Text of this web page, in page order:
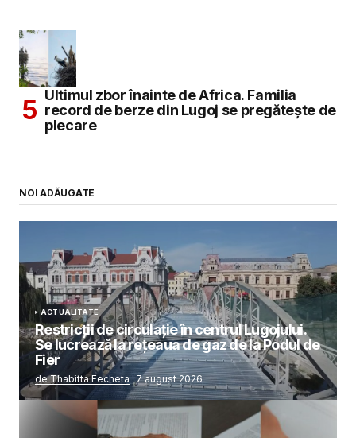
Ultimul zbor înainte de Africa. Familia
record de berze din Lugoj se pregătește de
plecare
NOI ADĂUGATE
ACTUALITATE
Restricții de circulație în centrul Lugojului.
Se lucrează la rețeaua de gaz de la Podul de
Fier
de Thabitta Fecheta 7 august 2026